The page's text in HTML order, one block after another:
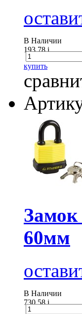
В Наличии
193.78i
купить
60мм
В Наличии
730.58i